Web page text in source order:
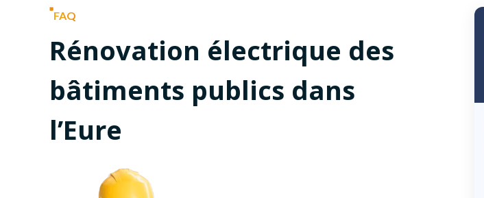
FAQ
Rénovation électrique des
bâtiments publics dans
l’Eure